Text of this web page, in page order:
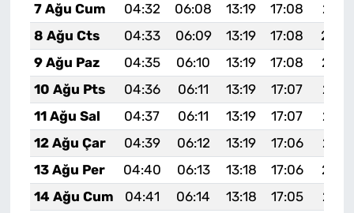
7 Ağu Cum
04:32 06:08 13:19 17:08
8 Ağu Cts
04:33 06:09 13:19 17:08
9 Ağu Paz
04:35 06:10 13:19 17:08
10 Ağu Pts
04:36 06:11 13:19 17:07
11 Ağu Sal
04:37 06:11 13:19 17:07
12 Ağu Çar
04:39 06:12 13:19 17:06
13 Ağu Per
04:40 06:13 13:18 17:06
14 Ağu Cum
04:41 06:14 13:18 17:05